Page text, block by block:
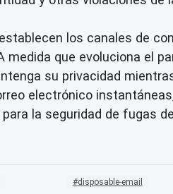
los canales de
que evoluciona el
su privacidad
electrónico
la seguridad de fugas
disposable-email